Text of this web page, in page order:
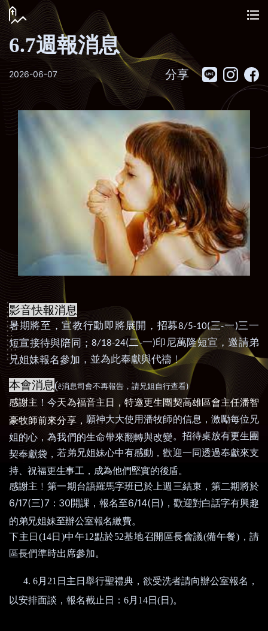
6.7週報消息
2026-06-07 分享
影音快報消息
暑期將至，宣教行動即將展開，招募8/5-10(三-一)三一
短宣接待與陪同； 8/18-24(二-一)印尼萬隆短宣 ，邀請弟
兄姐妹報名參加 ， 並為此奉獻與代禱﹗
本會消息(ê消息司會不再報告，請兄姐自行查看)
感謝主 ！今天為福音主日，特邀更生團契高雄區會主任潘智
豪牧師前來分享， 願神大大使用潘牧師的信息，激勵每位兄
姐的心，為我們的生命帶來翻轉與改變。招待桌放有更生團
契奉獻袋， 若弟兄姐妹心中有感動，歡迎一同透過奉獻來支
持、祝福更生事工，成為他們堅實的後盾。
感謝主﹗第一期台語羅馬字班已於上週三結束 ， 第二期將於
6/17(三)7： 30開課 ，報名至6/14(日) ， 歡迎對白話字有興趣
的弟兄姐妹至辦公室報名繳費。
下主日 (14日 )中午12點於52基地召開區長會議(備午餐)，請
區長們準時出席參加。
4. 6月 21 日主日舉行聖禮典，欲受洗者請向辦公室報名，
以安排面談，報名截止日： 6月 14日 (日 )。